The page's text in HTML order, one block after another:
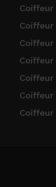
Coiffeur
Coiffeur